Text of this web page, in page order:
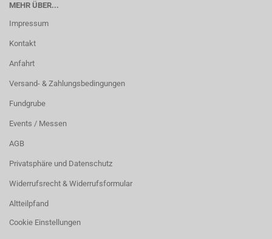
MEHR ÜBER...
Impressum
Kontakt
Anfahrt
Versand- & Zahlungsbedingungen
Fundgrube
Events / Messen
AGB
Privatsphäre und Datenschutz
Widerrufsrecht & Widerrufsformular
Altteilpfand
Cookie Einstellungen